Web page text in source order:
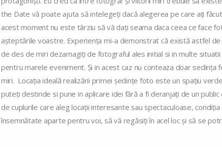
the Date vă poate ajuta să intelegeți dacă alegerea pe care ați
acest moment nu este târziu să vă dați seama daca ceea ce face
așteptările voastre. Experiența mi-a demonstrat că există astfel
de des de miri dezamagiți de fotograful ales initial si in multe
pentru marele eveniment. Și in acest caz nu conteaza doar sedința
miri. Locația ideală realizării primei ședințe foto este un spațiu
puteți destinde si pune in aplicare idei fără a fi deranjați de un
de cuplurile care aleg locații interesante sau spectaculoase,
însemnătate aparte pentru voi, să vă regăsiți în acel loc și să se